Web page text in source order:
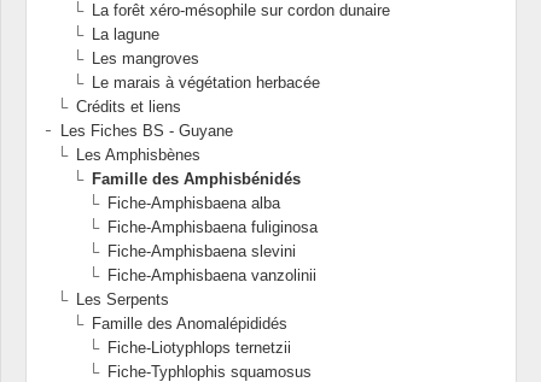
La forêt xéro-mésophile sur cordon dunaire
La lagune
Les mangroves
Le marais à végétation herbacée
Crédits et liens
Les Fiches BS - Guyane
Les Amphisbènes
Famille des Amphisbénidés
Fiche-Amphisbaena alba
Fiche-Amphisbaena fuliginosa
Fiche-Amphisbaena slevini
Fiche-Amphisbaena vanzolinii
Les Serpents
Famille des Anomalépididés
Fiche-Liotyphlops ternetzii
Fiche-Typhlophis squamosus